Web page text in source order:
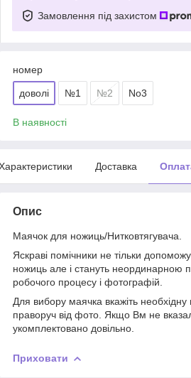
Замовлення під захистом
номер
доволі №1 №2 No3
В наявності
Доставка
Опис
Маячок для ножиць/Нитковтягувача.
Яскраві помічники не тільки
ножиць але і стануть неординарною
робочого процесу і фотографій.
Для вибору маячка вкажіть
праворуч від фото. Якщо Вм не
укомплектовано довільно.
Приховати